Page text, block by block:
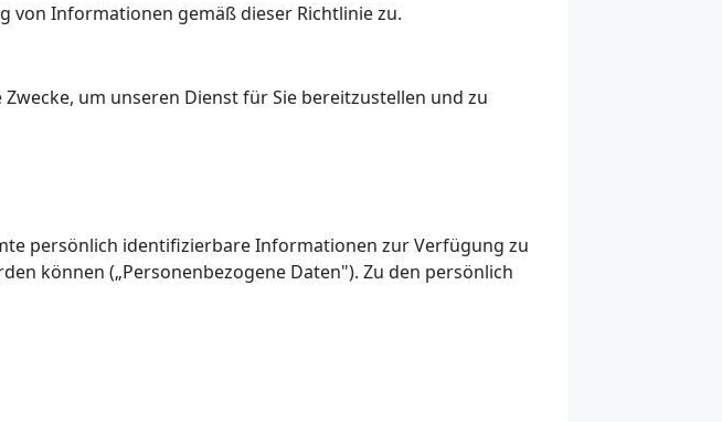
von Informationen gemäß dieser Richtlinie zu.
um unseren Dienst für Sie bereitzustellen und zu
persönlich identifizierbare Informationen zur Verfügung zu
können („Personenbezogene Daten"). Zu den persönlich